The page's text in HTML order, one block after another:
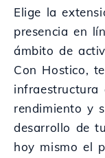
Elige la
presencia en
ámbito de
Con Hostico,
infraestructura
rendimiento y
desarrollo de
hoy mismo el